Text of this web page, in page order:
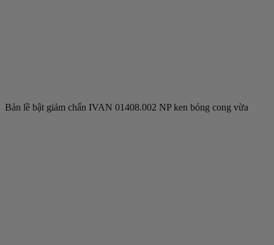
Bản lề bật giảm chấn IVAN 01408.002 NP ken bóng cong vừa